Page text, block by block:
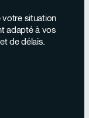
votre situation
adapté à vos
de délais.